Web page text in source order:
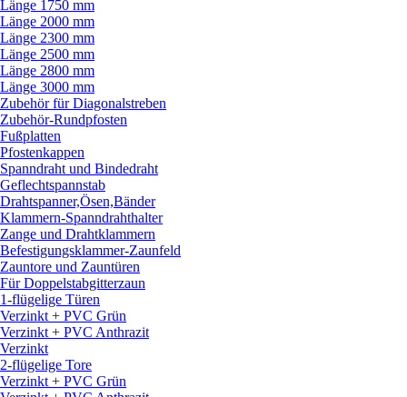
Länge 1750 mm
Länge 2000 mm
Länge 2300 mm
Länge 2500 mm
Länge 2800 mm
Länge 3000 mm
Zubehör für Diagonalstreben
Zubehör-Rundpfosten
Fußplatten
Pfostenkappen
Spanndraht und Bindedraht
Geflechtspannstab
Drahtspanner,Ösen,Bänder
Klammern-Spanndrahthalter
Zange und Drahtklammern
Befestigungsklammer-Zaunfeld
Zauntore und Zauntüren
Für Doppelstabgitterzaun
1-flügelige Türen
Verzinkt + PVC Grün
Verzinkt + PVC Anthrazit
Verzinkt
2-flügelige Tore
Verzinkt + PVC Grün